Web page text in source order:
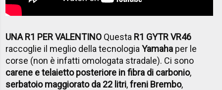
UNA R1 PER VALENTINO Questa R1 GYTR VR46
raccoglie il meglio della tecnologiaYamaha per le
corse (non è infatti omologata stradale). Ci sono
carene e telaietto posteriore in fibra di carbonio,
serbatoio maggiorato da 22 litri,freni Brembo,